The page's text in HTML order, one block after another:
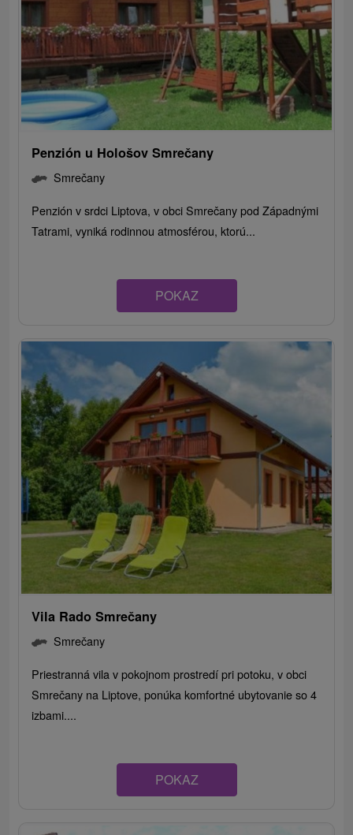
Penzión u Hološov Smrečany
Smrečany
Penzión v srdci Liptova, v obci Smrečany pod Západnými
Tatrami, vyniká rodinnou atmosférou, ktorú...
POKAZ
Vila Rado Smrečany
Smrečany
Priestranná vila v pokojnom prostredí pri potoku, v obci
Smrečany na Liptove, ponúka komfortné ubytovanie so 4
izbami....
POKAZ